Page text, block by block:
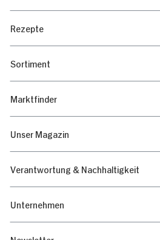
Rezepte
Sortiment
Marktfinder
Unser Magazin
Verantwortung & Nachhaltigkeit
Unternehmen